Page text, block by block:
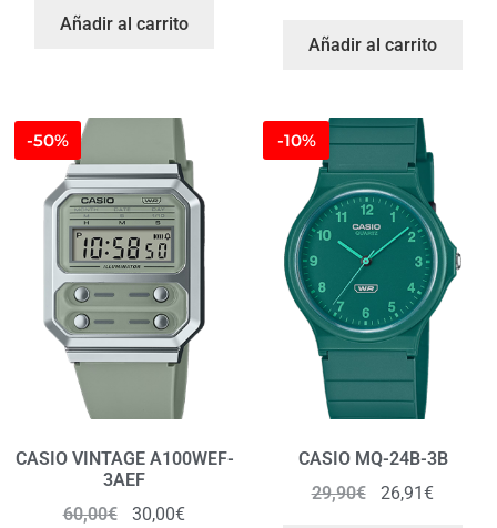
Añadir al carrito
Añadir al carrito
-50%
CASIO VINTAGE A100WEF-
3AEF
60,00€ 30,00€
-10%
CASIO MQ-24B-3B
29,90€ 26,91€